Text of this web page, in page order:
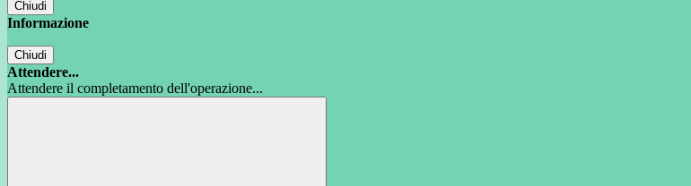
Chiudi
Informazione
Chiudi
Attendere...
Attendere il completamento dell'operazione...